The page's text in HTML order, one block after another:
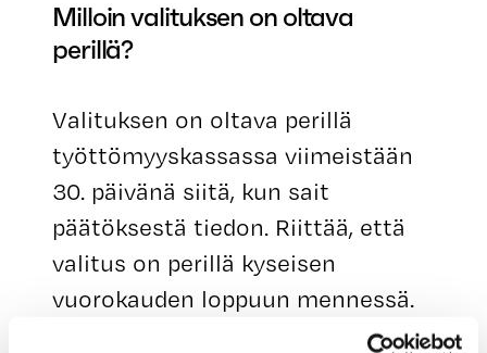
Milloin valituksen on oltava
perillä?
Valituksen on oltava perillä
työttömyyskassassa viimeistään
30. päivänä siitä, kun sait
päätöksestä tiedon. Riittää, että
valitus on perillä kyseisen
vuorokauden loppuun mennessä.